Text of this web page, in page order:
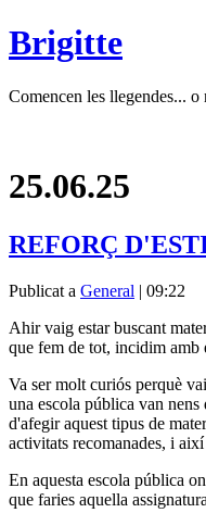
Brigitte
Comencen les llegendes... o
25.06.25
REFORÇ
Publicat a General | 09:22
Ahir vaig estar buscant
que fem de tot, incidim amb
Va ser molt curiós perquè
una escola pública van
d'afegir aquest tipus de
activitats recomanades, i
En aquesta escola pública
que faries aquella